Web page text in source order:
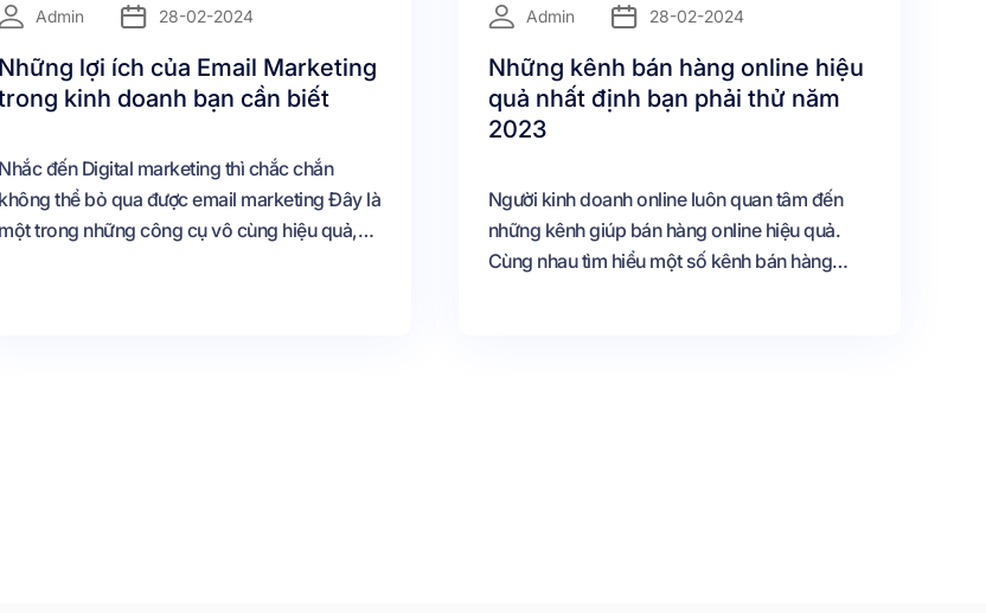
Admin 28-02-2024
Những lợi ích của Email Marketing
kinh doanh bạn cần biết
Nhắc đến Digital marketing thì chắc chắn
không thể bỏ qua được email marketing Đây là
một trong những công cụ vô cùng hiệu quả,
Admin 28-02-2024
Những kênh bán hàng online hiệu
quả nhất định bạn phải thử năm
2023
Người kinh doanh online luôn quan tâm đến
những kênh giúp bán hàng online hiệu quả.
Cùng nhau tìm hiểu một số kênh bán hàng